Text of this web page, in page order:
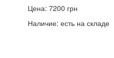
Цена: 7200 грн
Наличие: есть на складе